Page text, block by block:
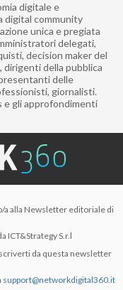
digitale e
digital community
unica e pregiata
delegati,
decision maker del
dirigenti della pubblica
delle
giornalisti.
gli approfondimenti
a alla Newsletter editoriale di
ICT&Strategy S.r.l
da questa newsletter
support@networkdigital360.it